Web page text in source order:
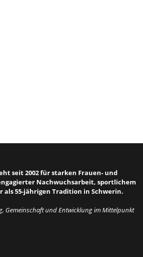
seit 2002 für starken Frauen- und
Nachwuchsarbeit, sportlichem
als 55-jährigen Tradition in Schwerin.
Gemeinschaft und Entwicklung im Mittelpunkt